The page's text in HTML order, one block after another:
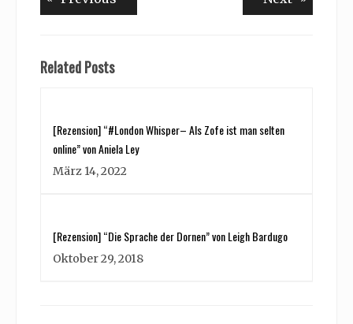
Related Posts
[Rezension] “#London Whisper– Als Zofe ist man selten
online” von Aniela Ley
März 14, 2022
[Rezension] “Die Sprache der Dornen” von Leigh Bardugo
Oktober 29, 2018